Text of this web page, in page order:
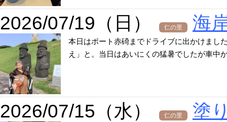
2026/07/19（日） 仁の里 海
本日はポート赤碕までドライブに出かけまし
え」と。当日はあいにくの猛暑でしたが車中
2026/07/15（水） 仁の里 塗